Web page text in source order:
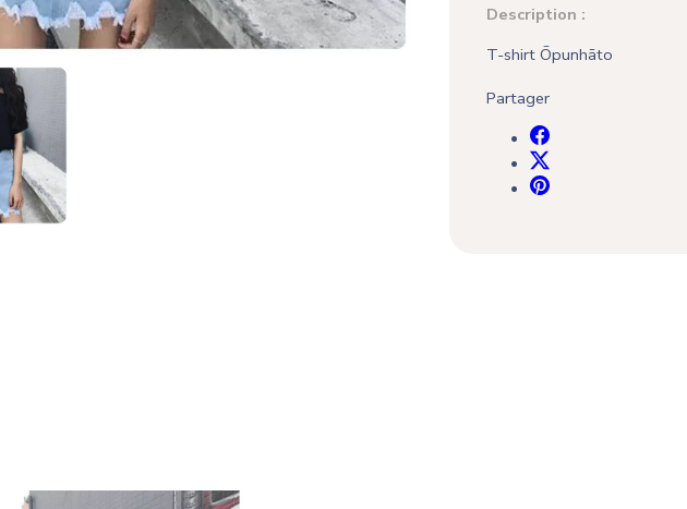
Description :
T-shirt Ōpunhāto
Partager